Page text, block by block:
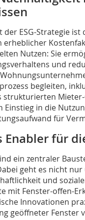
der ESG-Strategie
erheblicher
Nutzen: Sie
und
begleiten,
strukturierten
in die
für
Enabler für
ein zentraler
geht es nicht nur
und
mit Fenster-offen-
Innovationen
geöffneter Fenster